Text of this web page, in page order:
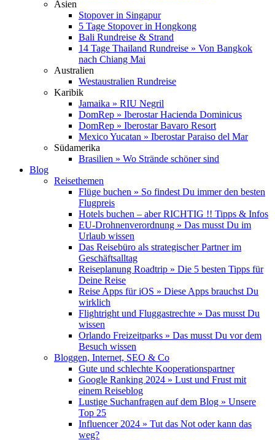
Asien
Stopover in Singapur
5 Tage Stopover in Hongkong
Bali Rundreise & Strand
14 Tage Thailand Rundreise » Von Bangkok
nach Chiang Mai
Australien
Westaustralien Rundreise
Karibik
Jamaika » RIU Negril
DomRep » Iberostar Hacienda Dominicus
DomRep » Iberostar Bavaro Resort
Mexico Yucatan » Iberostar Paraiso del Mar
Südamerika
Brasilien » Wo Strände schöner sind
Blog
Reisethemen
Flüge buchen » So findest Du immer den besten
Flugpreis
Hotels buchen – aber RICHTIG !! Tipps & Infos
EU-Drohnenverordnung » Das musst Du im
Urlaub wissen
Das Reisebüro als strategischer Partner im
Geschäftsalltag
Reiseplanung Roadtrip » Die 5 besten Tipps für
Deine Reise
Reise Apps für iOS » Diese Apps brauchst Du
wirklich
Flightright und Fluggastrechte » Das musst Du
wissen
Orlando Freizeitparks » Das musst Du vor dem
Besuch wissen
Bloggen, Internet, SEO & Co
Gute und schlechte Kooperationspartner
Google Ranking 2024 » Lust und Frust mit
einem Reiseblog
Lustige Suchanfragen auf dem Blog » Unsere
Top 25
Influencer 2024 » Tut das Not oder kann das
weg?